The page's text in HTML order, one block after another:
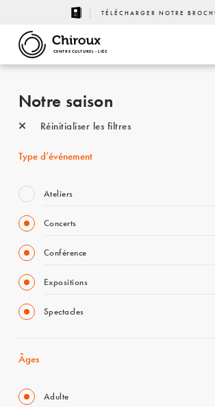
TÉLÉCHARGER NOTRE
CENTRE CULTUREL - LIÈGE
Notre saison
Réinitialiser les filtres
Type d’événement
Ateliers
Concerts
Conférence
Expositions
Spectacles
Âges
Adulte